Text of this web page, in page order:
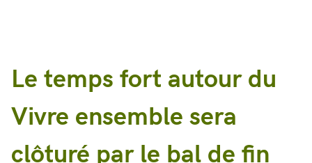
Le temps fort autour du
Vivre ensemble sera
clôturé par le bal de fin